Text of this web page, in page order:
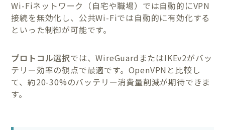
Wi-Fiネットワーク（自宅や職場）では自動的にVPN
接続を無効化し、公共Wi-Fiでは自動的に有効化する
といった制御が可能です。
プロトコル選択では、WireGuardまたはIKEv2がバッ
テリー効率の観点で最適です。OpenVPNと比較し
て、約20-30%のバッテリー消費量削減が期待できま
す。